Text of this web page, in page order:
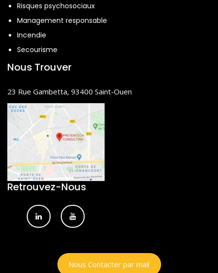
Risques psychosociaux
Management responsable
Incendie
Secourisme
Nous Trouver
23 Rue Gambetta, 93400 Saint-Ouen
Retrouvez-Nous
Nous Contacter par mail